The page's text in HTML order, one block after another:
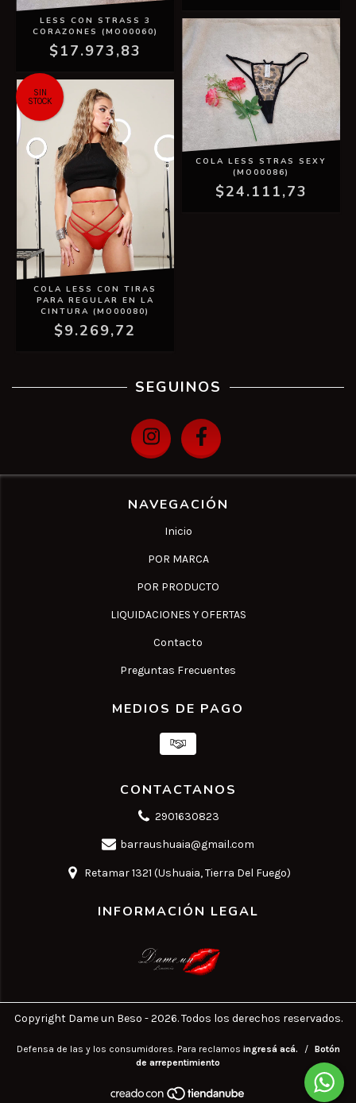
LESS CON STRASS 3
CORAZONES (MO00060)
$17.973,83
COLA LESS STRAS SEXY
(MO00086)
$24.111,73
SIN
STOCK
COLA LESS CON TIRAS
PARA REGULAR EN LA
CINTURA (MO00080)
$9.269,72
SEGUINOS
NAVEGACIÓN
Inicio
POR MARCA
POR PRODUCTO
LIQUIDACIONES Y OFERTAS
Contacto
Preguntas Frecuentes
MEDIOS DE PAGO
CONTACTANOS
2901630823
barraushuaia@gmail.com
Retamar 1321 (Ushuaia, Tierra Del Fuego)
INFORMACIÓN LEGAL
Copyright Dame un Beso - 2026. Todos los derechos reservados.
Defensa de las y los consumidores. Para reclamos ingresá acá. /
Botón
de arrepentimiento